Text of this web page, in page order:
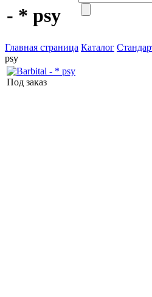
- * psy
Главная страница Каталог
psy
Под заказ